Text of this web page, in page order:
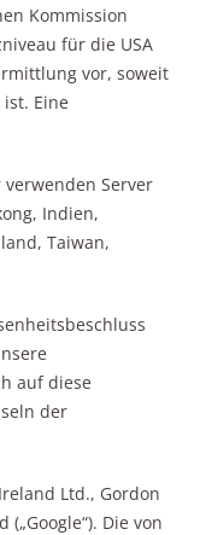
Kommission
für die USA
vor, soweit
Eine
Server
Indien,
Taiwan,
auf diese
der
Ltd., Gordon
Die von